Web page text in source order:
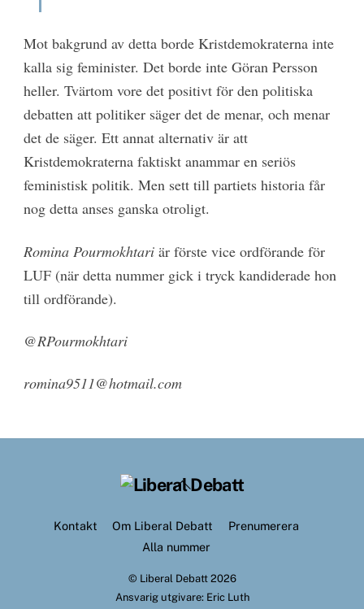
Mot bakgrund av detta borde Kristdemokraterna inte
kalla sig feminister. Det borde inte Göran Persson
heller. Tvärtom vore det positivt för den politiska
debatten att politiker säger det de menar, och menar
det de säger. Ett annat alternativ är att
Kristdemokraterna faktiskt anammar en seriös
feministisk politik. Men sett till partiets historia får
nog detta anses ganska otroligt.
Romina Pourmokhtariär förste vice ordförande för
LUF (när detta nummer gick i tryck kandiderade hon
till ordförande).
@RPourmokhtari
romina9511@hotmail.com
Back
Top
Kontakt Om Liberal Debatt
Prenumerera
Alla nummer
© Liberal Debatt2026
Ansvarig utgivare: Eric Luth